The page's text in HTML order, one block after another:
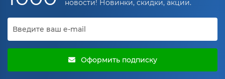
новости! Новинки, скидки, акции.
Оформить подписку